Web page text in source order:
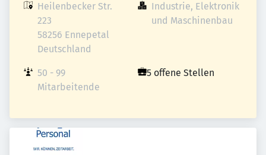
Heilenbecker Str.
223
58256 Ennepetal
Deutschland
Industrie, Elektronik
und Maschinenbau
50 - 99
Mitarbeitende
5 offene Stellen